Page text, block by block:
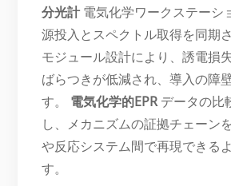
分光計電気化学ワークステーシ
源投入とスペクトル取得を同期
モジュール設計により、誘電損
ばらつきが低減され、導入の障
す。 電気化学的EPRデータの比
し、メカニズムの証拠チェーン
や反応システム間で再現できる
す。